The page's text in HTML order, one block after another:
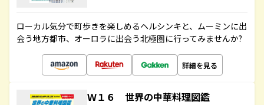
ローカル気分で町歩きを楽しめるヘルシンキと、ムーミンに出
会う地方都市、オーロラに出会う北極圏に行ってみませんか?
詳細を見る
Ｗ１６ 世界の中華料理図鑑